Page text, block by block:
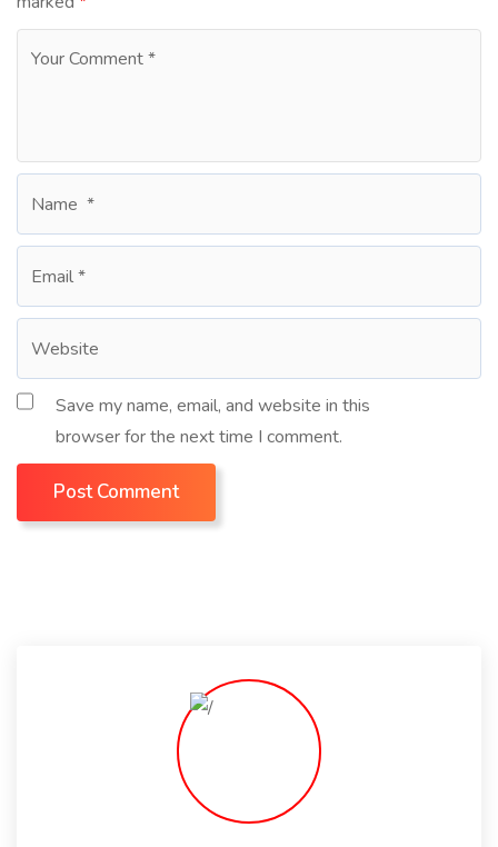
Save my name, email, and website in this
browser for the next time I comment.
Post Comment